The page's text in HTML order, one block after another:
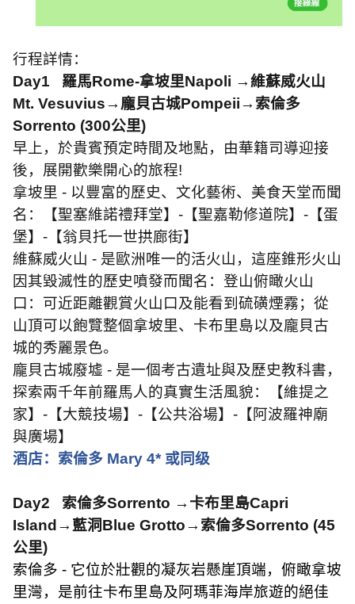
行程詳情：
Day1 羅馬Rome-拿坡里Napoli →維蘇威火山
Mt. Vesuvius→龐貝古城Pompeii→索倫多
Sorrento (300公里)
早上，於貴賓預定時間及地點，由華籍司導迎接
後，展開歡樂開心的旅程!
拿坡里 - 以豐富的歷史、文化藝術、美食天堂而聞
名：【聖塞維諾禮拜堂】 - 【聖嘉勒修道院】 - 【蛋
堡】 - 【翁貝托一世拱廊街】
維蘇威火山 - 是歐洲唯一的活火山，這座錐形火山
因其毀滅性的歷史噴發而聞名：登山俯瞰火山
口：可近距離觀賞火山口及能看到硫磺煙霧；從
山頂可以飽覽整個拿坡里、卡布里島以及龐貝古
城的秀麗景色。
龐貝古城廢墟 - 是一個考古遺址與及歷史教科書，
探索兩千年前羅馬人的真實生活風貌：【維提之
家】 - 【大競技場】 - 【公共浴場】 - 【阿波羅神廟
與廣場】
酒店：索倫多 Mary 4* 或同级
Day2 索倫多Sorrento →卡布里島Capri
Island →藍洞Blue Grotto→索倫多Sorrento (45
公里)
索倫多 - 它位於壯觀的凝灰岩懸崖頂端，俯瞰拿坡
里灣，是前往卡布里島及阿瑪菲海岸旅遊的絕佳